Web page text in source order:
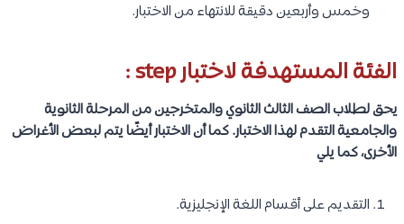
وخمس وأربعين دقيقة للانتهاء من الاختبار.
الفئة المستهدفة لاختبار step :
يحق لطلاب الصف الثالث الثانوي والمتخرجين من المرحلة الثانوية
والجامعية التقدم لهذا الاختبار. كما أن الاختبار أيضًا يتم لبعض الأغراض
الأخرى، كما يلي
التقديم على أقسام اللغة الإنجليزية.